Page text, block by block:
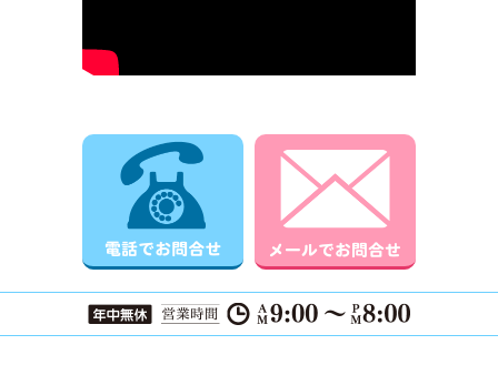
電話でお問合せ